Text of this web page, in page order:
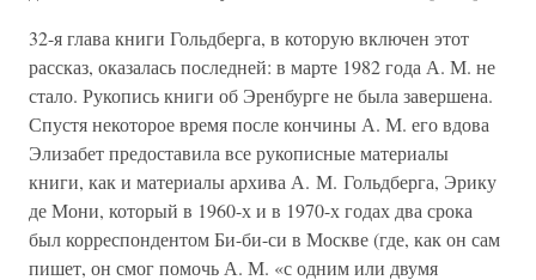
32-я глава книги Гольдберга, в которую включен этот
рассказ, оказалась последней: в марте 1982 года А. М. не
стало. Рукопись книги об Эренбурге не была завершена.
Спустя некоторое время после кончины А. М. его вдова
Элизабет предоставила все рукописные материалы
книги, как и материалы архива А. М. Гольдберга, Эрику
де Мони, который в 1960-х и в 1970-х годах два срока
был корреспондентом Би-би-си в Москве (где, как он сам
пишет, он смог помочь А. М. «с одним или двумя